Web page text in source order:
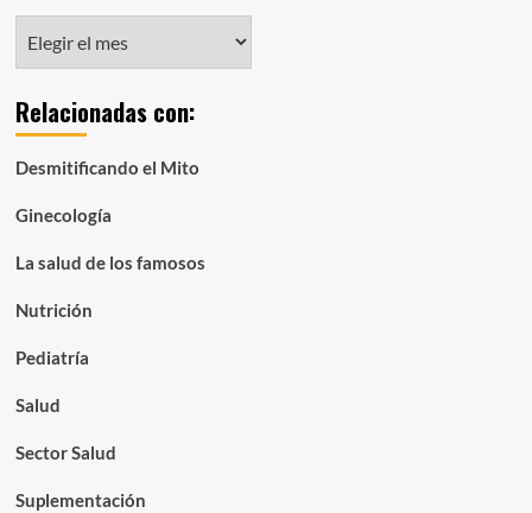
organizadas
mes:
Relacionadas con:
Desmitificando el Mito
Ginecología
La salud de los famosos
Nutrición
Pediatría
Salud
Sector Salud
Suplementación